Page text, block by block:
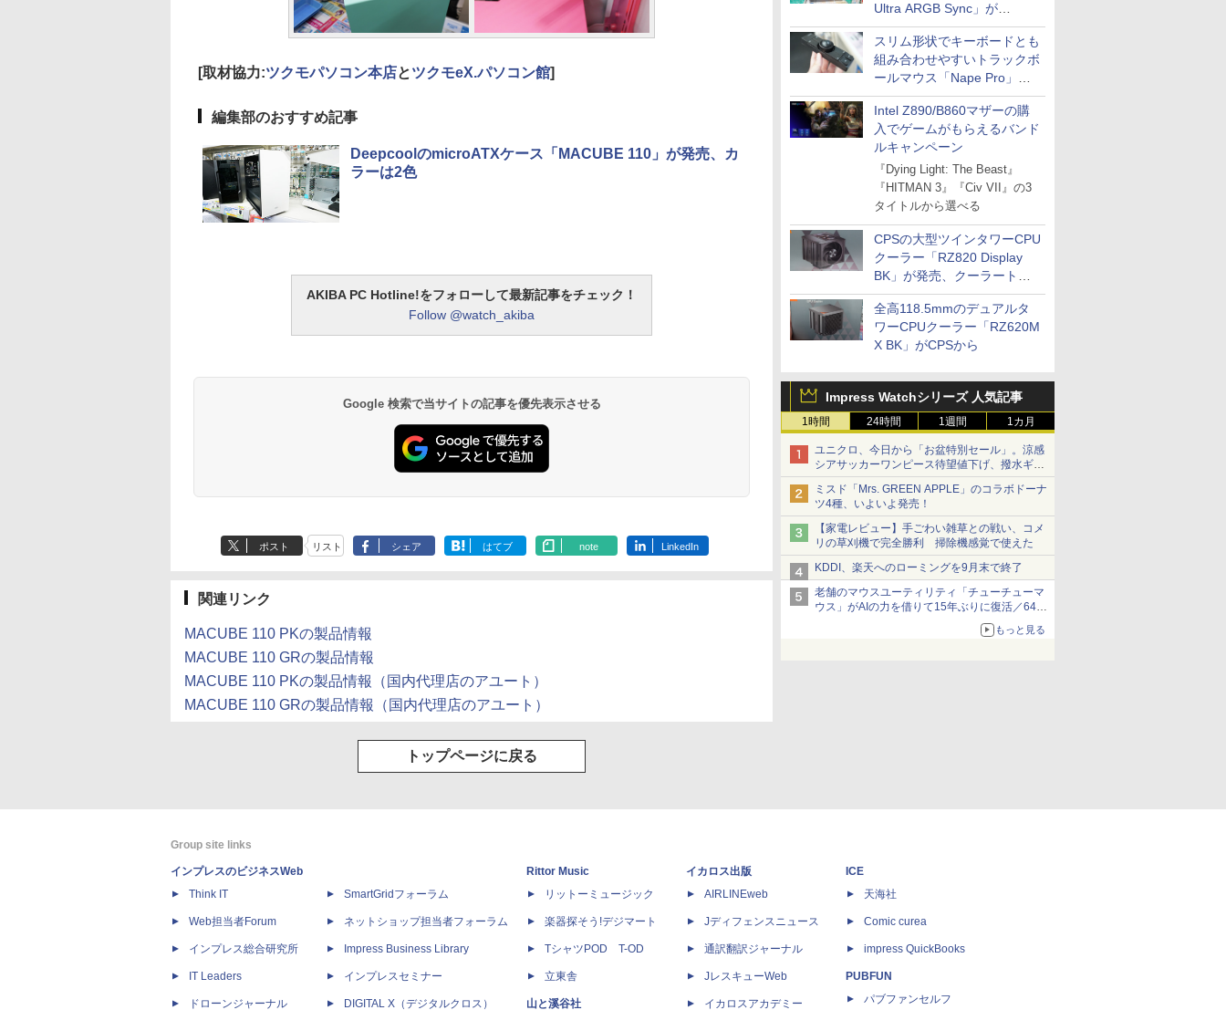
Ultra ARGB Sync」が
Thermaltakeから
スリム形状でキーボードとも
組み合わせやすいトラックボ
ールマウス「Nape Pro」が
Keychronから
Intel Z890/B860マザーの購
入でゲームがもらえるバンド
ルキャンペーン
『Dying Light: The Beast』
『HITMAN 3』『Civ VII』の3
タイトルから選べる
CPSの大型ツインタワーCPU
クーラー「RZ820 Display
BK」が発売、クーラートッ
プに5インチ液晶搭載
全高118.5mmのデュアルタ
ワーCPUクーラー「RZ620M
X BK」がCPSから
Impress Watchシリーズ 人気記事
1時間 24時間 1週間 1カ月
ユニクロ、今日から「お盆特別セール」。涼感
シアサッカーワンピース待望値下げ、撥水ギア
ショーツは1990円に
ミスド「Mrs. GREEN APPLE」のコラボドーナ
ツ4種、いよいよ発売！
【家電レビュー】手ごわい雑草との戦い、コメ
リの草刈機で完全勝利 掃除機感覚で使えた
KDDI、楽天へのローミングを9月末で終了
老舗のマウスユーティリティ「チューチューマ
ウス」がAIの力を借りて15年ぶりに復活／64bit
化、Windows 10/11、「Chrome」も走り回
る。復活記念で2026年末まで500円
もっと見る
[取材協力:ツクモパソコン本店とツクモeX.パソコン館]
編集部のおすすめ記事
DeepcoolのmicroATXケース「MACUBE 110」が発売、カ
ラーは2色
AKIBA PC Hotline!をフォローして最新記事をチェック！
Follow @watch_akiba
Google 検索で当サイトの記事を優先表示させる
ポスト リスト シェア はてブ note LinkedIn
関連リンク
MACUBE 110 PKの製品情報
MACUBE 110 GRの製品情報
MACUBE 110 PKの製品情報（国内代理店のアユート）
MACUBE 110 GRの製品情報（国内代理店のアユート）
トップページに戻る
Group site links
インプレスのビジネスWeb
Think IT
Web担当者Forum
インプレス総合研究所
IT Leaders
ドローンジャーナル
SmartGridフォーラム
ネットショップ担当者フォーラム
Impress Business Library
インプレスセミナー
DIGITAL X（デジタルクロス）
Rittor Music
リットーミュージック
楽器探そう!デジマート
TシャツPOD T-OD
立東舎
山と溪谷社
イカロス出版
AIRLINEweb
Jディフェンスニュース
通訳翻訳ジャーナル
JレスキューWeb
イカロスアカデミー
ICE
天海社
Comic curea
impress QuickBooks
PUBFUN
パブファンセルフ